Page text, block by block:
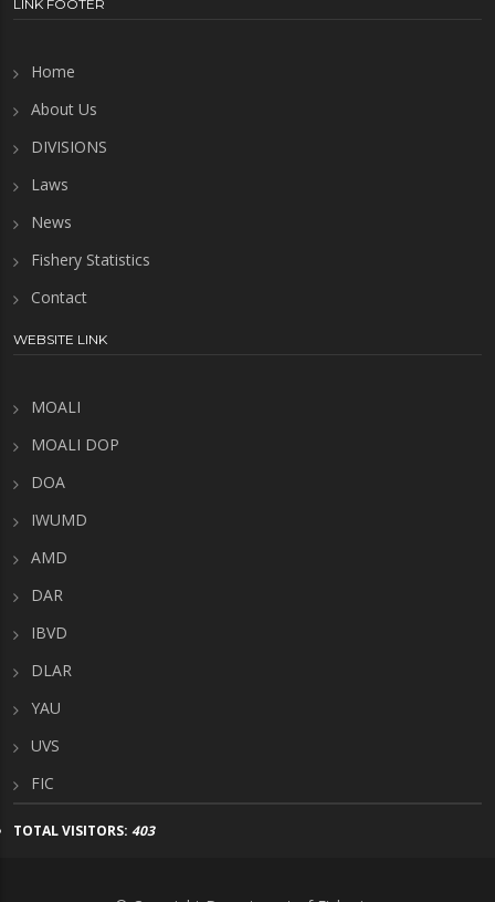
LINK FOOTER
Home
About Us
DIVISIONS
Laws
News
Fishery Statistics
Contact
WEBSITE LINK
MOALI
MOALI DOP
DOA
IWUMD
AMD
DAR
IBVD
DLAR
YAU
UVS
FIC
TOTAL VISITORS: 403